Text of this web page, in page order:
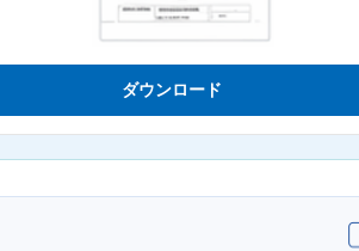
ダウンロード